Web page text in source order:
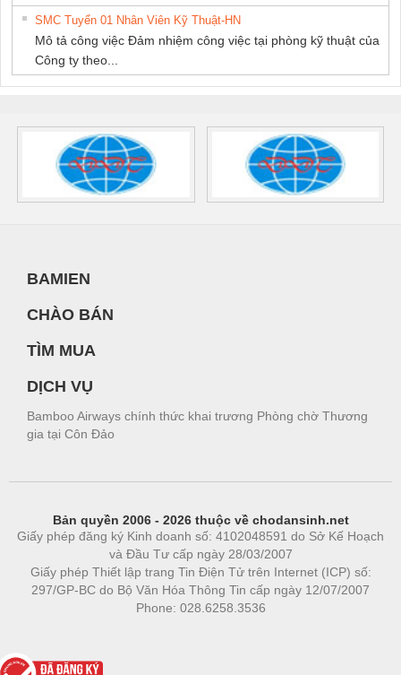
SMC Tuyển 01 Nhân Viên Kỹ Thuật-HN
Mô tả công việc Đảm nhiệm công việc tại phòng kỹ thuật của
Công ty theo...
BAMIEN
CHÀO BÁN
TÌM MUA
DỊCH VỤ
Bamboo Airways chính thức khai trương Phòng chờ Thương
gia tại Côn Đảo
Bản quyền 2006 - 2026 thuộc về chodansinh.net
Giấy phép đăng ký Kinh doanh số: 4102048591 do Sở Kế Hoạch
và Đầu Tư cấp ngày 28/03/2007
Giấy phép Thiết lập trang Tin Điện Tử trên Internet (ICP) số:
297/GP-BC do Bộ Văn Hóa Thông Tin cấp ngày 12/07/2007
Phone: 028.6258.3536